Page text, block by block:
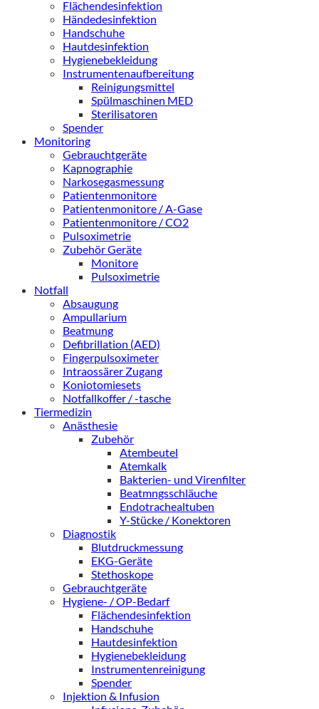
Flächendesinfektion
Händedesinfektion
Handschuhe
Hautdesinfektion
Hygienebekleidung
Instrumentenaufbereitung
Reinigungsmittel
Spülmaschinen MED
Sterilisatoren
Spender
Monitoring
Gebrauchtgeräte
Kapnographie
Narkosegasmessung
Patientenmonitore
Patientenmonitore / A-Gase
Patientenmonitore / CO2
Pulsoximetrie
Zubehör Geräte
Monitore
Pulsoximetrie
Notfall
Absaugung
Ampullarium
Beatmung
Defibrillation (AED)
Fingerpulsoximeter
Intraossärer Zugang
Koniotomiesets
Notfallkoffer / -tasche
Tiermedizin
Anästhesie
Zubehör
Atembeutel
Atemkalk
Bakterien- und Virenfilter
Beatmngsschläuche
Endotrachealtuben
Y-Stücke / Konektoren
Diagnostik
Blutdruckmessung
EKG-Geräte
Stethoskope
Gebrauchtgeräte
Hygiene- / OP-Bedarf
Flächendesinfektion
Handschuhe
Hautdesinfektion
Hygienebekleidung
Instrumentenreinigung
Spender
Injektion & Infusion